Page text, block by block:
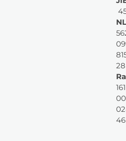
28
46